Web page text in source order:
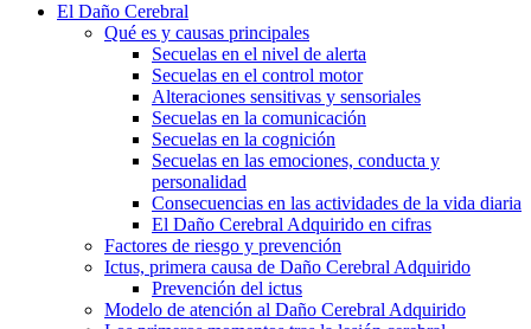
El Daño Cerebral
Qué es y causas principales
Secuelas en el nivel de alerta
Secuelas en el control motor
Alteraciones sensitivas y sensoriales
Secuelas en la comunicación
Secuelas en la cognición
Secuelas en las emociones, conducta y
personalidad
Consecuencias en las actividades de la vida diaria
El Daño Cerebral Adquirido en cifras
Factores de riesgo y prevención
Ictus, primera causa de Daño Cerebral Adquirido
Prevención del ictus
Modelo de atención al Daño Cerebral Adquirido